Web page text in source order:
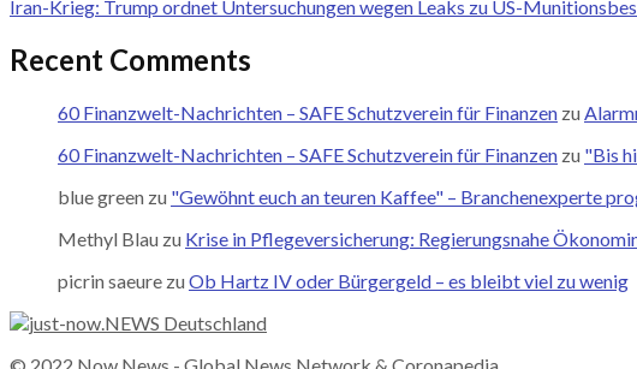
Iran-Krieg: Trump ordnet Untersuchungen wegen Leaks zu US-
Recent Comments
60 Finanzwelt-Nachrichten – SAFE Schutzverein für Finanzen zu
60 Finanzwelt-Nachrichten – SAFE Schutzverein für Finanzen zu "Bis
blue green zu "Gewöhnt euch an teuren Kaffee" – Branchenexperte
Methyl Blau zu Krise in Pflegeversicherung: Regierungsnahe
picrin saeure zu Ob Hartz IV oder Bürgergeld – es bleibt viel zu wenig